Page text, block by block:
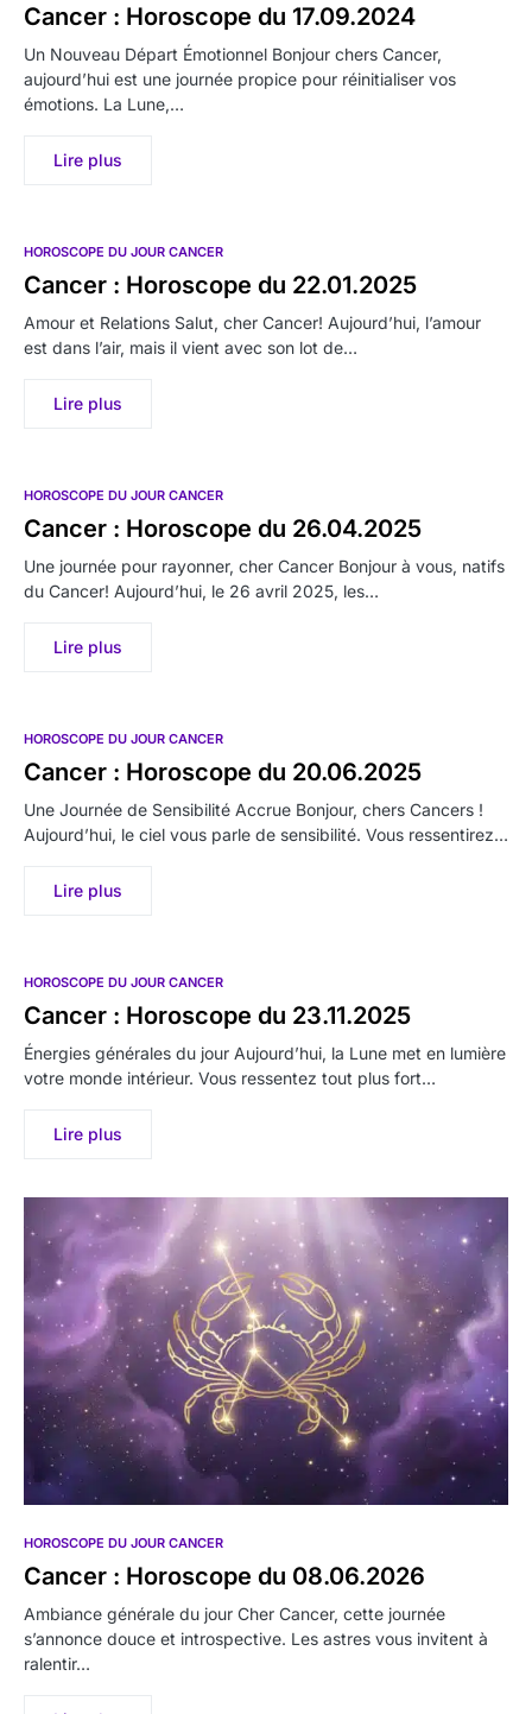
Cancer : Horoscope du 17.09.2024
Un Nouveau Départ Émotionnel Bonjour chers Cancer,
aujourd’hui est une journée propice pour réinitialiser vos
émotions. La Lune,…
Lire plus
HOROSCOPE DU JOUR CANCER
Cancer : Horoscope du 22.01.2025
Amour et Relations Salut, cher Cancer! Aujourd’hui, l’amour
est dans l’air, mais il vient avec son lot de…
Lire plus
HOROSCOPE DU JOUR CANCER
Cancer : Horoscope du 26.04.2025
Une journée pour rayonner, cher Cancer Bonjour à vous, natifs
du Cancer! Aujourd’hui, le 26 avril 2025, les…
Lire plus
HOROSCOPE DU JOUR CANCER
Cancer : Horoscope du 20.06.2025
Une Journée de Sensibilité Accrue Bonjour, chers Cancers !
Aujourd’hui, le ciel vous parle de sensibilité. Vous ressentirez…
Lire plus
HOROSCOPE DU JOUR CANCER
Cancer : Horoscope du 23.11.2025
Énergies générales du jour Aujourd’hui, la Lune met en lumière
votre monde intérieur. Vous ressentez tout plus fort…
Lire plus
HOROSCOPE DU JOUR CANCER
Cancer : Horoscope du 08.06.2026
Ambiance générale du jour Cher Cancer, cette journée
s’annonce douce et introspective. Les astres vous invitent à
ralentir…